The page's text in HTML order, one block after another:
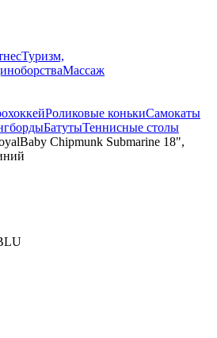
Туризм,
Массаж
Роликовые конькиСамокаты
БатутыТеннисные столы
Chipmunk Submarine 18",